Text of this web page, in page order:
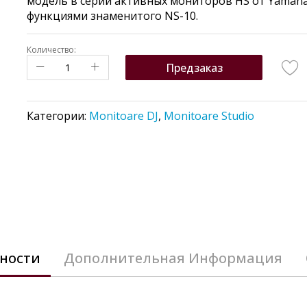
функциями знаменитого NS-10.
Количество:
Предзаказ
Категории: Monitoare DJ, Monitoare Studio
Дополнительная Информация